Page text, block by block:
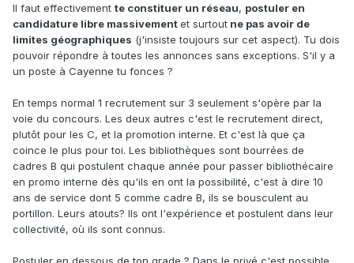
Il faut effectivement te constituer un réseau, postuler en
candidature libre massivementet surtout ne pas avoir de
limites géographiques (j'insiste toujours sur cet aspect). Tu dois
pouvoir répondre à toutes les annonces sans exceptions. S'il y a
un poste à Cayenne tu fonces ?
En temps normal 1 recrutement sur 3 seulement s'opère par la
voie du concours. Les deux autres c'est le recrutement direct,
plutôt pour les C, et la promotion interne. Et c'est là que ça
coince le plus pour toi. Les bibliothèques sont bourrées de
cadres B qui postulent chaque année pour passer bibliothécaire
en promo interne dès qu'ils en ont la possibilité, c'est à dire 10
ans de service dont 5 comme cadre B, ils se bousculent au
portillon. Leurs atouts? Ils ont l'expérience et postulent dans leur
collectivité, où ils sont connus.